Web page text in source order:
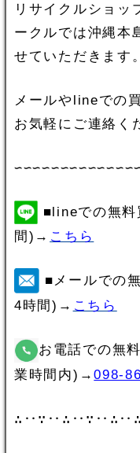
リサイクルショッ
ークルでは沖縄本
せていただきます。
メールやlineでの
お気軽にご連絡く
■lineでの無料
間)→ こちら
■メールでの
4時間)→ こちら
お電話での無
業時間内)→098-